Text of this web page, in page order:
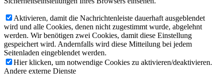
Aktivieren, damit die Nachrichtenleiste dauerhaft ausgeblendet
wird und alle Cookies, denen nicht zugestimmt wurde, abgelehnt
werden. Wir benötigen zwei Cookies, damit diese Einstellung
gespeichert wird. Andernfalls wird diese Mitteilung bei jedem
Seitenladen eingeblendet werden.
Hier klicken, um notwendige Cookies zu aktivieren/deaktivieren.
Andere externe Dienste